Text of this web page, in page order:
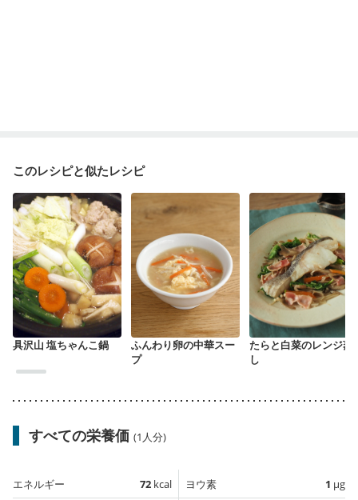
このレシピと似たレシピ
具沢山 塩ちゃんこ鍋
ふんわり卵の中華スー
プ
たらと白菜のレンジ蒸
し
すべての栄養価 (1人分)
エネルギー 72 kcal
ヨウ素 1 µg